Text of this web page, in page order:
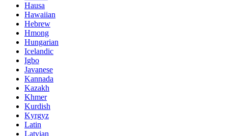
Hausa
Hawaiian
Hebrew
Hmong
Hungarian
Icelandic
Igbo
Javanese
Kannada
Kazakh
Khmer
Kurdish
Kyrgyz
Latin
Latvian